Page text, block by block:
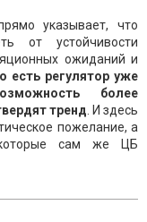
указывает, что
от устойчивости
ожиданий и
есть регулятор уже
более
тренд . И здесь
пожелание, а
которые сам же ЦБ